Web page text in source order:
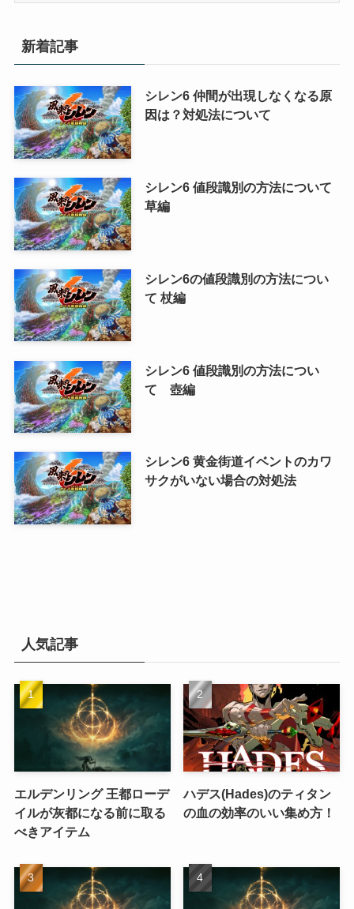
リ
ー
新着記事
シレン6 仲間が出現しなくなる原
因は？対処法について
シレン6 値段識別の方法について
草編
シレン6の値段識別の方法につい
て 杖編
シレン6 値段識別の方法につい
て 壺編
シレン6 黄金街道イベントのカワ
サクがいない場合の対処法
人気記事
エルデンリング 王都ローデ
イルが灰都になる前に取る
べきアイテム
ハデス(Hades)のティタン
の血の効率のいい集め方！